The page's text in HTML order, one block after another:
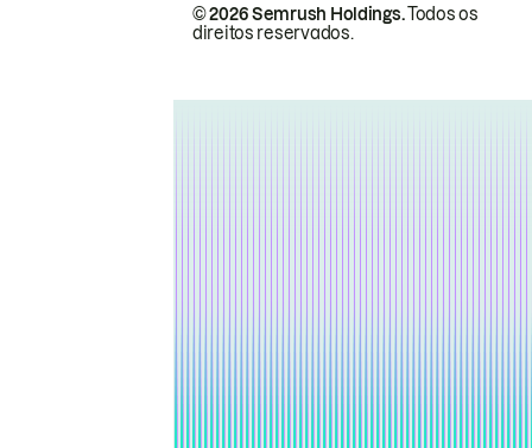
© 2026 Semrush Holdings.Todos os
direitos reservados.